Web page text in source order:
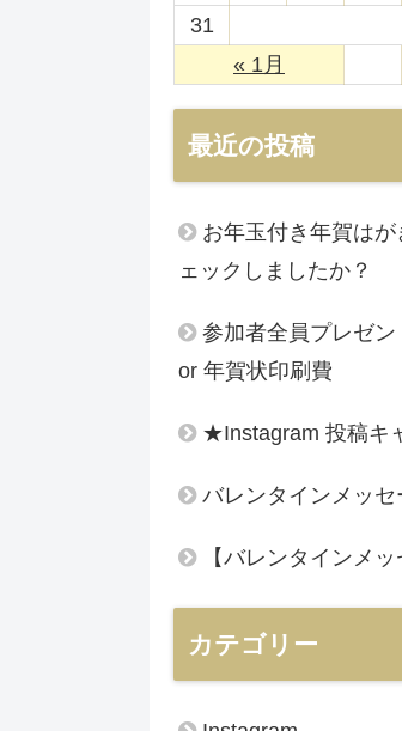
« 1月
31
最近の投稿
お年玉付き年賀は
ェックしましたか？
参加者全員プレゼ
or 年賀状印刷費
★Instagram 投稿キ
バレンタインメッ
【バレンタインメッ
カテゴリー